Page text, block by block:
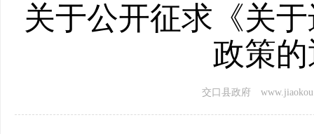
关于公开征求《关
政策
交口县政府